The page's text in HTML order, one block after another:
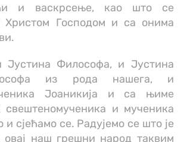
и васкрсење, као што се
Христом Господом и са онима
Јустина Философа, и Јустина
из рода нашега, и
Јоаникија и са њиме
свештеномученика и мученика
сјећамо се. Радујемо се што је
овај наш грешни народ таквим